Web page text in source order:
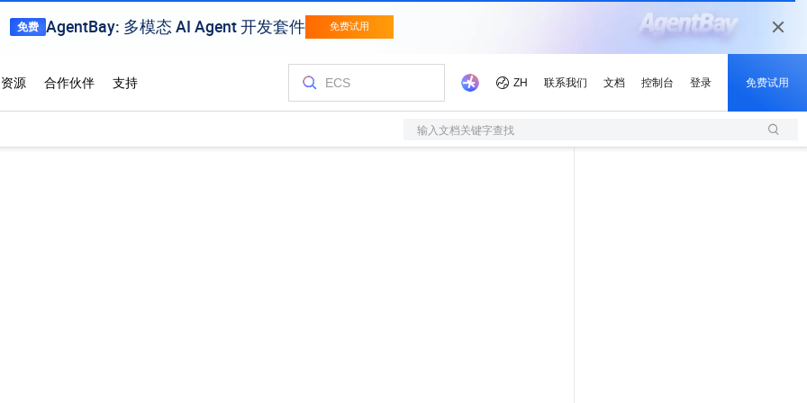
输入文档关键字查找